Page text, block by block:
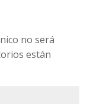
no será
están